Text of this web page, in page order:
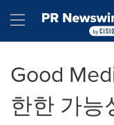
Hamburger
Good
한한 가능